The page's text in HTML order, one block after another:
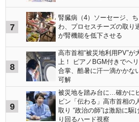
7
腎臓病（4）ソーセージ、ち
わ、プロセスチーズの取り
が腎機能を低下させる
8
高市首相“被災地利用PV”が
上！ ピアノBGM付きでヘ
合掌、酷暑に汗一滴かかな
可解
9
被災地を踏み台に…確かに
ビン「伝わる」高市首相の
取り “政治の師”は激励に駆
り回るハード視察